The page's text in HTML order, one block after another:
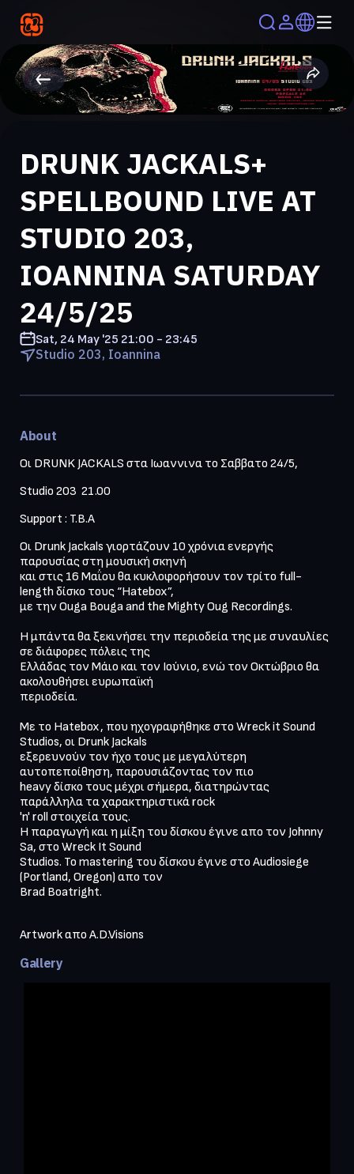
DRUNK JACKALS+
SPELLBOUND LIVE AT
STUDIO 203,
IOANNINA SATURDAY
24/5/25
Sat, 24 May '25 21:00 - 23:45
Studio 203, Ioannina
About
Οι DRUNK JACKALS στα Ιωαννινα το Σαββατο 24/5,
Studio 203  21.00
Support : T.B.A
Οι Drunk Jackals γιορτάζουν 10 χρόνια ενεργής
παρουσίας στη μουσική σκηνή
και στις 16 Μαΐου θα κυκλοφορήσουν τον τρίτο full-
length δίσκο τους “Hatebox”,
με την Ouga Bouga and the Mighty Oug Recordings.
Η μπάντα θα ξεκινήσει την περιοδεία της με συναυλίες
σε διάφορες πόλεις της
Ελλάδας τον Μάιο και τον Ιούνιο, ενώ τον Οκτώβριο θα
ακολουθήσει ευρωπαϊκή
περιοδεία.
Με το Hatebox, που ηχογραφήθηκε στο Wreck it Sound
Studios, οι Drunk Jackals
εξερευνούν τον ήχο τους με μεγαλύτερη
αυτοπεποίθηση, παρουσιάζοντας τον πιο
heavy δίσκο τους μέχρι σήμερα, διατηρώντας
παράλληλα τα χαρακτηριστικά rock
'n' roll στοιχεία τους.
Η παραγωγή και η μίξη του δίσκου έγινε απο τον Johnny
Sa, στο Wreck It Sound
Studios. Το mastering του δίσκου έγινε στο Audiosiege
(Portland, Oregon) απο τον
Brad Boatright.
Gallery